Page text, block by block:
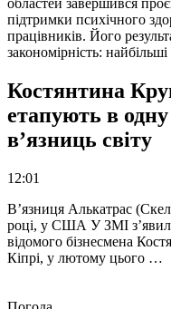
областей завершився
підтримки психічного
працівників. Його
закономірність:
Костянтина
етапують в
в’язниць світу
12:01
В’язниця Алькатрас
році, у США У ЗМІ
відомого бізнесмена
Кіпрі, у лютому цього …